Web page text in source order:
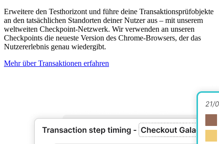
Erweitere den Testhorizont und führe deine Transaktionsprüfobjekte
an den tatsächlichen Standorten deiner Nutzer aus – mit unserem
weltweiten Checkpoint-Netzwerk. Wir verwenden an unseren
Checkpoints die neueste Version des Chrome-Browsers, der das
Nutzererlebnis genau wiedergibt.
Mehr über Transaktionen erfahren